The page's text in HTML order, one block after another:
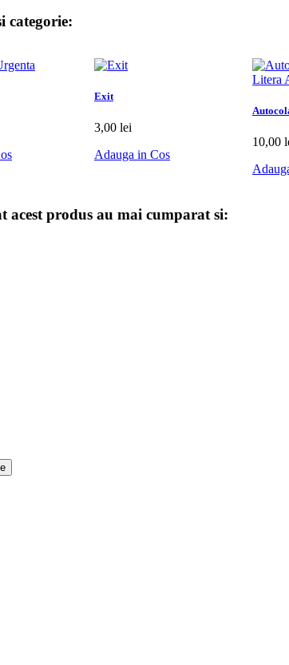
categorie:
Exit
3,00 lei
Adauga in Cos
10,00
acest produs au mai cumparat si: